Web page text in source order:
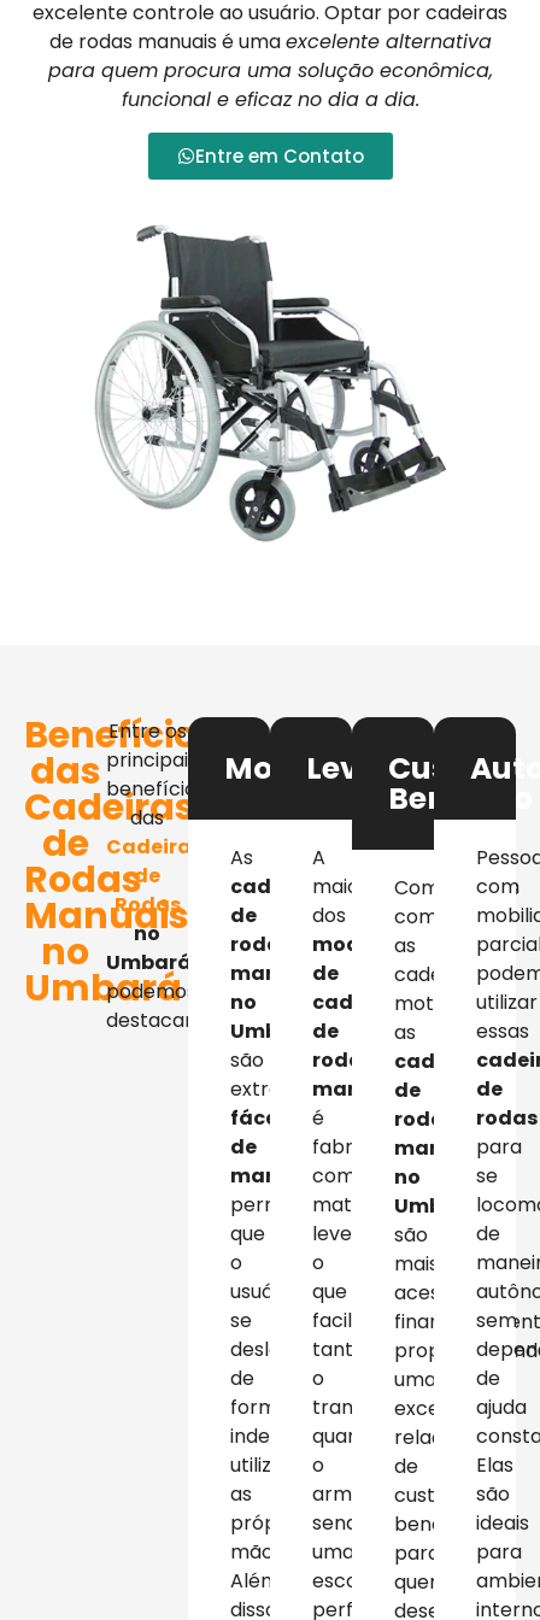
excelente controle ao usuário. Optar por cadeiras
de rodas manuais é umaexcelente alternativa
para quem procura uma solução econômica,
funcional e eficaz no dia a dia.
Entre em Contato
Benefícios
das
Cadeiras
de
Rodas
Manuais
no
Umbará
Entre os
principais
benefícios
das
Cadeiras
de
Rodas
no
Umbará
podemos
destacar:
Mobilidade
As
cadeiras
de
rodas
manuais
no
Umbará
são
extremamente
fáceis
de
manobrar,
permitindo
que
o
usuário
se
desloque
de
forma
independente
utilizando
as
próprias
mãos.
Além
disso,
Leveza
A
maioria
dos
modelos
de
cadeiras
de
rodas
manuais
é
fabricada
com
materiais
leves,
o
que
facilita
tanto
o
transporte
quanto
o
armazenamento,
sendo
uma
escolha
perfeita
Custo-
Benefício
Comparadas
com
as
cadeiras
motorizadas,
as
cadeiras
de
rodas
manuais
no
Umbará
são
mais
acessíveis
uma
excelente
relação
de
custo-
benefício
para
quem
deseja
com
utilizar
essas
de
rodas
para
se
de
sem
de
ajuda
Elas
são
ideais
para